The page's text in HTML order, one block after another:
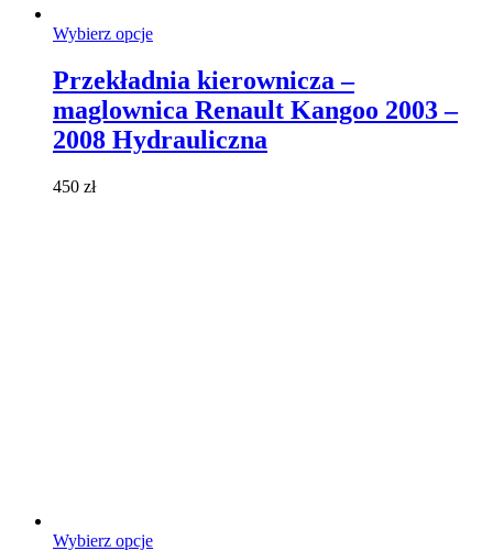
Wybierz opcjeTen
ma
wiele
wariantów.
Opcje
można
Przekładnia kierownicza –
maglownica Renault Kangoo 2003 –
2008 Hydrauliczna
450 zł
Wybierz opcjeTen